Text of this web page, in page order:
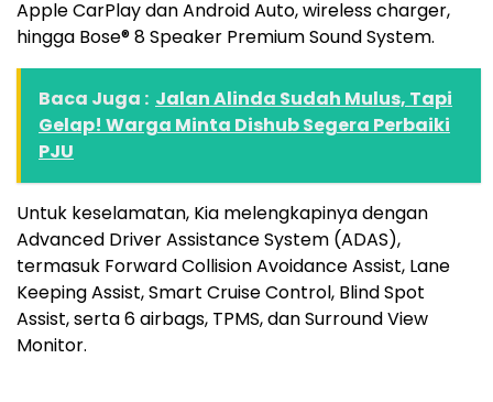
Apple CarPlay dan Android Auto, wireless charger,
hingga Bose® 8 Speaker Premium Sound System.
Baca Juga : Jalan Alinda Sudah Mulus, Tapi
Gelap! Warga Minta Dishub Segera Perbaiki
PJU
Untuk keselamatan, Kia melengkapinya dengan
Advanced Driver Assistance System (ADAS),
termasuk Forward Collision Avoidance Assist, Lane
Keeping Assist, Smart Cruise Control, Blind Spot
Assist, serta 6 airbags, TPMS, dan Surround View
Monitor.